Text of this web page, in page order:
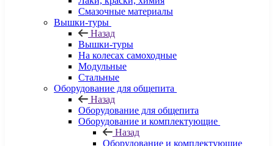
Смазочные материалы
Вышки-туры
Назад
Вышки-туры
На колесах самоходные
Модульные
Стальные
Оборудование для общепита
Назад
Оборудование для общепита
Оборудование и комплектующие
Назад
Оборудование и комплектующие